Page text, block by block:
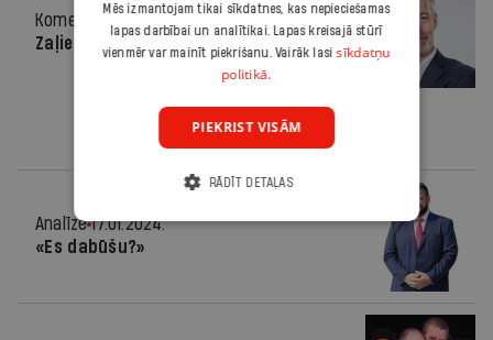
Komentārs
27.03.2024.
Zaļie asni
Analīze 17.01.2024.
«Es dabūšu?»
Mēs izmantojam tikai sīkdatnes, kas nepieciešamas
lapas darbībai un analītikai. Lapas kreisajā stūrī
vienmēr var mainīt piekrišanu. Vairāk lasisīkdatņu
politikā.
PIEKRIST VISĀM
RĀDĪT DETAĻAS